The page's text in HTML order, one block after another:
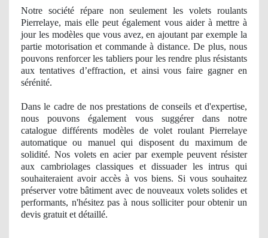
Notre société répare non seulement les volets roulants
Pierrelaye, mais elle peut également vous aider à mettre à
jour les modèles que vous avez, en ajoutant par exemple la
partie motorisation et commande à distance. De plus, nous
pouvons renforcer les tabliers pour les rendre plus résistants
aux tentatives d’effraction, et ainsi vous faire gagner en
sérénité.
Dans le cadre de nos prestations de conseils et d'expertise,
nous pouvons également vous suggérer dans notre
catalogue différents modèles de volet roulant Pierrelaye
automatique ou manuel qui disposent du maximum de
solidité. Nos volets en acier par exemple peuvent résister
aux cambriolages classiques et dissuader les intrus qui
souhaiteraient avoir accès à vos biens. Si vous souhaitez
préserver votre bâtimentavec de nouveaux volets solides et
performants, n'hésitez pas à nous solliciter pour obtenir un
devis gratuit et détaillé.